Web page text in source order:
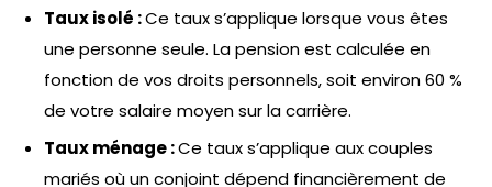
Taux isolé :Ce taux s’applique lorsque vous êtes
une personne seule. La pension est calculée en
fonction de vos droits personnels, soit environ 60 %
de votre salaire moyen sur la carrière.
Taux ménage :Ce taux s’applique aux couples
mariés où un conjoint dépend financièrement de